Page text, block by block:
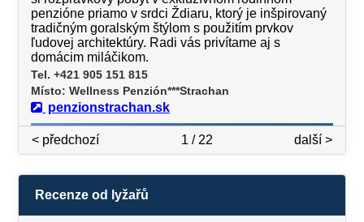
penzióne priamo v srdci Ždiaru, ktorý je inšpirovaný
tradičným goralským štýlom s použitím prvkov
ľudovej architektúry. Radi vás privítame aj s
domácim miláčikom.
Tel. +421 905 151 815
Místo: Wellness Penzión***Strachan
penzionstrachan.sk
další >
< předchozí 1 / 22
Recenze od lyžařů